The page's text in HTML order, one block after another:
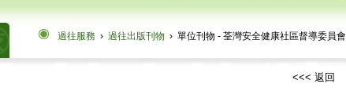
過往服務 › 過往出版刊物 › 單位刊物 - 荃灣安全健康社區督導委員會
<<< 返回